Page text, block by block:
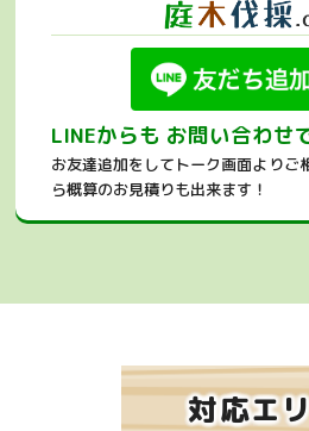
LINEからも お問い合わせ
お友達追加をしてトーク画面よりご
ら概算のお見積りも出来ます！
対応エ